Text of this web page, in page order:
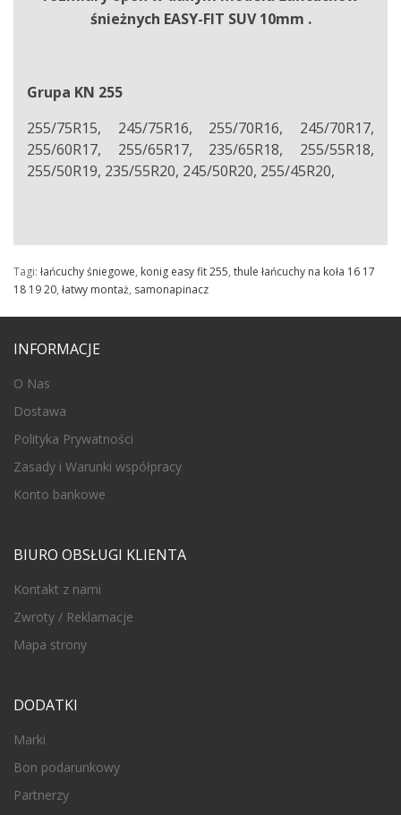
śnieżnych EASY-FIT SUV 10mm .
Grupa KN 255
255/75R15, 245/75R16, 255/70R16, 245/70R17,
255/60R17, 255/65R17, 235/65R18, 255/55R18,
255/50R19, 235/55R20, 245/50R20, 255/45R20,
Tagi: łańcuchy śniegowe, konig easy fit 255, thule łańcuchy na koła 16 17
18 19 20, łatwy montaż, samonapinacz
INFORMACJE
O Nas
Dostawa
Polityka Prywatności
Zasady i Warunki współpracy
Konto bankowe
BIURO OBSŁUGI KLIENTA
Kontakt z nami
Zwroty / Reklamacje
Mapa strony
DODATKI
Marki
Bon podarunkowy
Partnerzy